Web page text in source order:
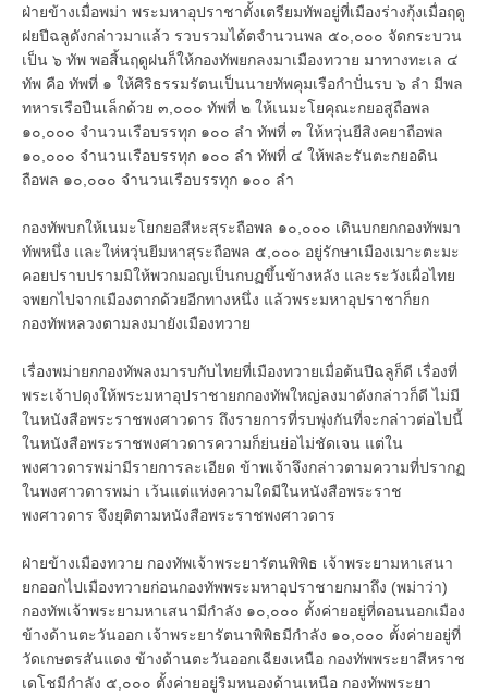
ฝ่ายข้างเมื่อพม่า พระมหาอุปราชาตั้งเตรียมทัพอยู่ที่เมืองร่างกุ้งเมื่อฤดู
ฝยปีฉลูดังกล่าวมาแล้ว รวบรวมได้ตจำนวนพล ๕๐,๐๐๐ จัดกระบวน
เป็น ๖ ทัพ พอสิ้นฤดูฝนก็ให้กองทัพยกลงมาเมืองทวาย มาทางทะเล ๔
ทัพ คือ ทัพที่ ๑ ให้ศิริธรรมรัตนเป็นนายทัพคุมเรือกำปั่นรบ ๖ ลำ มีพล
ทหารเรือปืนเล็กด้วย ๓,๐๐๐ ทัพที่ ๒ ให้เนมะโยคุณะกยอสูถือพล
๑๐,๐๐๐ จำนวนเรือบรรทุก ๑๐๐ ลำ ทัพที่ ๓ ให้หวุ่นยีสิงคยาถือพล
๑๐,๐๐๐ จำนวนเรือบรรทุก ๑๐๐ ลำ ทัพที่ ๔ ให้พละรันตะกยอดิน
ถือพล ๑๐,๐๐๐ จำนวนเรือบรรทุก ๑๐๐ ลำ
กองทัพบกให้เนมะโยกยอสีหะสุระถือพล ๑๐,๐๐๐ เดินบกยกกองทัพมา
ทัพหนึ่ง และให่หวุ่นยีมหาสุระถือพล ๕,๐๐๐ อยู่รักษาเมืองเมาะตะมะ
คอยปราบปรามมิให้พวกมอญเป็นกบฏขึ้นข้างหลัง และระวังเผื่อไทย
จพยกไปจากเมืองตากด้วยอีกทางหนึ่ง แล้วพระมหาอุปราชาก็ยก
กองทัพหลวงตามลงมายังเมืองทวาย
เรื่องพม่ายกกองทัพลงมารบกับไทยที่เมืองทวายเมื่อต้นปีฉลูก็ดี เรื่องที่
พระเจ้าปดุงให้พระมหาอุปราชายกกองทัพใหญ่ลงมาดังกล่าวก็ดี ไม่มี
ในหนังสือพระราชพงศาวดาร ถึงรายการที่รบพุ่งกันที่จะกล่าวต่อไปนี้
ในหนังสือพระราชพงศาวดารความก็ย่นย่อไม่ชัดเจน แต่ใน
พงศาวดารพม่ามีรายการละเอียด ข้าพเจ้าจึงกล่าวตามความที่ปรากฏ
ในพงศาวดารพม่า เว้นแต่แห่งความใดมีในหนังสือพระราช
พงศาวดาร จึงยุติตามหนังสือพระราชพงศาวดาร
ฝ่ายข้างเมืองทวาย กองทัพเจ้าพระยารัตนพิพิธ เจ้าพระยามหาเสนา
ยกออกไปเมืองทวายก่อนกองทัพพระมหาอุปราชายกมาถึง (พม่าว่า)
กองทัพเจ้าพระยามหาเสนามีกำลัง ๑๐,๐๐๐ ตั้งค่ายอยู่ที่ดอนนอกเมือง
ข้างด้านตะวันออก เจ้าพระยารัตนาพิพิธมีกำลัง ๑๐,๐๐๐ ตั้งค่ายอยู่ที่
วัดเกษตรสันแดง ข้างด้านตะวันออกเฉียงเหนือ กองทัพพระยาสีหราช
เดโชมีกำลัง ๕,๐๐๐ ตั้งค่ายอยู่ริมหนองด้านเหนือ กองทัพพระยา